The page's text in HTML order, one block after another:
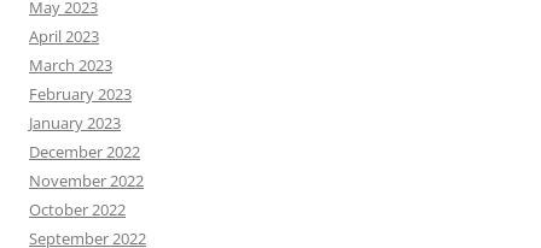
May 2023
April 2023
March 2023
February 2023
January 2023
December 2022
November 2022
October 2022
September 2022